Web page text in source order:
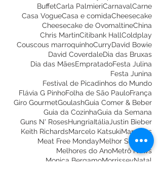
Boeuf bourguignonBolo Ninho de Ovos
Bolo de CocoBrasilBritney SpearsBrownie
BuffetCarla PalmieriCarnavalCarne
Casa VogueCasa e comidaCheesecake
Cheesecake de OvomaltineChina
Chris MartinCitibank HallColdplay
Couscous marroquinhoCurryDavid Bowie
Dia das Bruxas
Dia das MãesEmpratadoFesta Julina
Festa Junina
Festival de Picadinhos do Mundo
Flávia G PinhoFolha de São PauloFrança
Giro GourmetGoulashGuia Comer & Beber
Guia da Cozinha Guia da Semana
Guns N' RosesHungriaItáliaJustin Bieber
Keith RichardsMarcelo KatsukiMarrocos
Meat Free MondayMelhor Salgado